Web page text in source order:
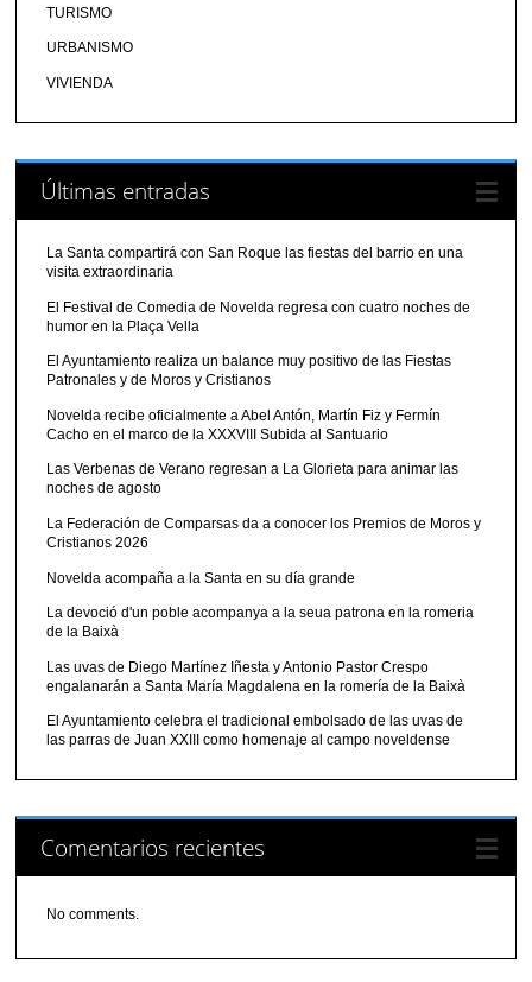
TURISMO
URBANISMO
VIVIENDA
Últimas entradas
La Santa compartirá con San Roque las fiestas del barrio en una
visita extraordinaria
El Festival de Comedia de Novelda regresa con cuatro noches de
humor en la Plaça Vella
El Ayuntamiento realiza un balance muy positivo de las Fiestas
Patronales y de Moros y Cristianos
Novelda recibe oficialmente a Abel Antón, Martín Fiz y Fermín
Cacho en el marco de la XXXVIII Subida al Santuario
Las Verbenas de Verano regresan a La Glorieta para animar las
noches de agosto
La Federación de Comparsas da a conocer los Premios de Moros y
Cristianos 2026
Novelda acompaña a la Santa en su día grande
La devoció d'un poble acompanya a la seua patrona en la romeria
de la Baixà
Las uvas de Diego Martínez Iñesta y Antonio Pastor Crespo
engalanarán a Santa María Magdalena en la romería de la Baixà
El Ayuntamiento celebra el tradicional embolsado de las uvas de
las parras de Juan XXIII como homenaje al campo noveldense
Comentarios recientes
No comments.